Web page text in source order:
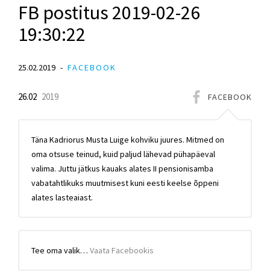
FB postitus 2019-02-26
19:30:22
25.02.2019 FACEBOOK
FACEBOOK
26.02 2019
Täna Kadriorus Musta Luige kohviku juures. Mitmed on
oma otsuse teinud, kuid paljud lähevad pühapäeval
valima. Juttu jätkus kauaks alates II pensionisamba
vabatahtlikuks muutmisest kuni eesti keelse õppeni
alates lasteaiast.
Tee oma valik… Vaata Facebookis